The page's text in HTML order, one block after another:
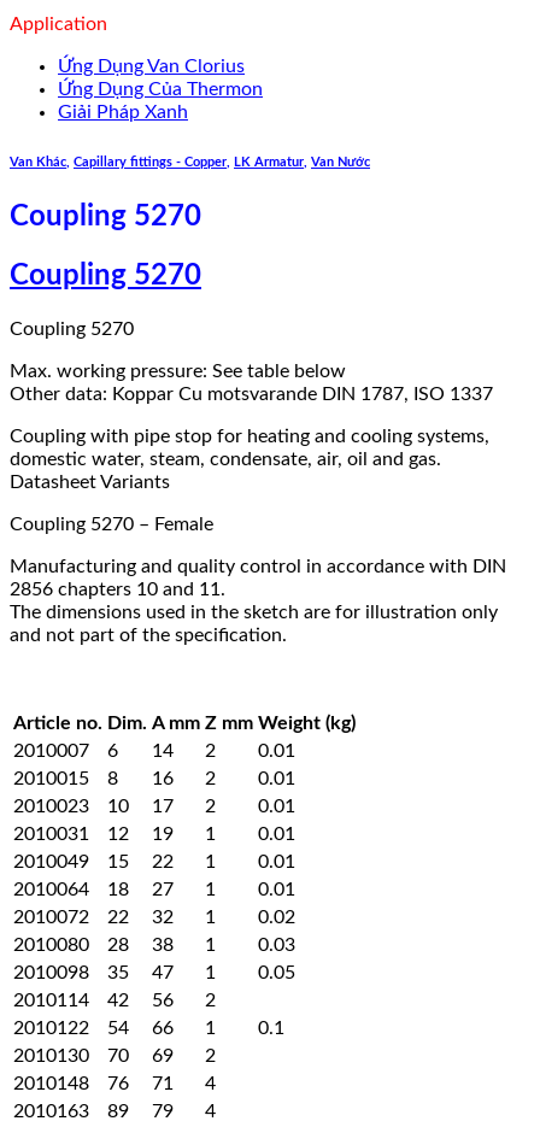
Application
Ứng Dụng Van Clorius
Ứng Dụng Của Thermon
Giải Pháp Xanh
Van Khác Capillary fittings - Copper LK Armatur Van Nước
Coupling 5270
Coupling 5270
Coupling 5270
Max. working pressure: See table below
Other data: Koppar Cu motsvarande DIN 1787, ISO 1337
Coupling with pipe stop for heating and cooling systems,
domestic water, steam, condensate, air, oil and gas.
Datasheet Variants
Coupling 5270 – Female
Manufacturing and quality control in accordance with DIN
2856 chapters 10 and 11.
The dimensions used in the sketch are for illustration only
and not part of the specification.
Article no. Dim. A mm Z mm Weight (kg)
2010007
6 14 2
0.01
2010015
8 16 2
0.01
2010023
10 17 2
0.01
2010031
12 19 1
0.01
2010049
15 22 1
0.01
2010064
18 27 1
0.01
2010072
22 32 1
0.02
2010080
28 38 1
0.03
2010098
35 47 1
0.05
2010114
42 56
2
2010122
54 66 1
0.1
2010130
70 69
2
2010148
76 71
4
2010163
89 79
4